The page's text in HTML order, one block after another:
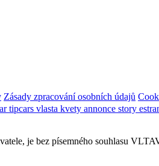
Zásady zpracování osobních údajů
tipcars vlasta kvety annonce story
je bez písemného souhlasu